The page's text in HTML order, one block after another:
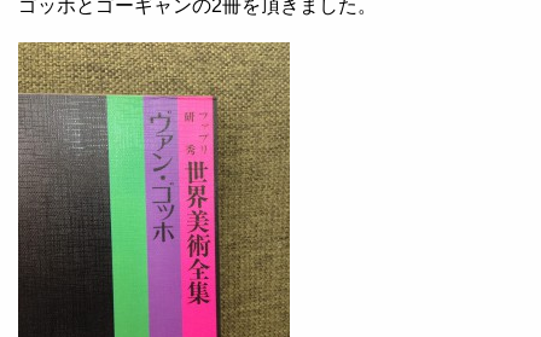
ゴッホとゴーギャンの2冊を頂きました。